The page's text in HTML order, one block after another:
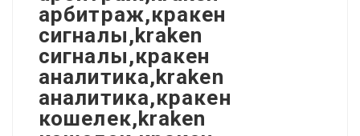
арбитраж,кракен
сигналы,kraken
сигналы,кракен
аналитика,kraken
аналитика,кракен
кошелек,kraken